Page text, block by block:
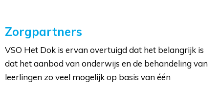
Zorgpartners
VSO Het Dok is ervan overtuigd dat het belangrijk is
dat het aanbod van onderwijs en de behandeling van
leerlingen zo veel mogelijk op basis van één